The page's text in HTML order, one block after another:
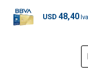
USD 48,40